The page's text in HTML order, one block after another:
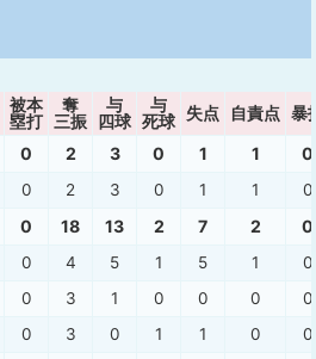
被本
塁打
奪
三振
与
四球
与
死球
失点 自責点 暴投
0 2 3 0 1 1 0
0 2 3 0 1 1 0
0 18 13 2 7 2 0
0 4 5 1 5 1 0
0 3 1 0 0 0 0
0 3 0 1 1 0 0